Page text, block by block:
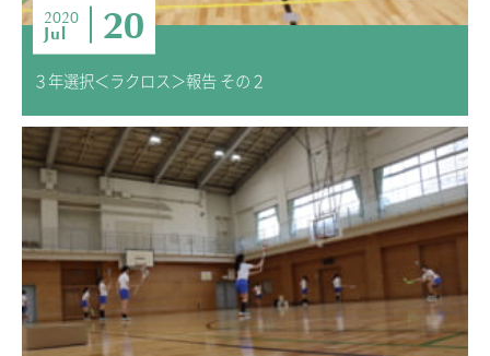
2020
Jul 20
３年選択＜ラクロス＞報告 その２